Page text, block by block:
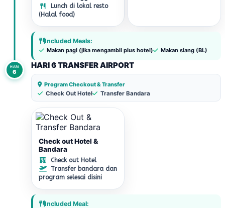
Lunch di lokal resto
(Halal food)
Included Meals:
Makan pagi (jika mengambil plus hotel) Makan siang (BL)
HARI
6
HARI 6 TRANSFER AIRPORT
Program Checkout & Transfer
Check Out Hotel
Transfer Bandara
Check out Hotel &
Bandara
Check out Hotel
Transfer bandara dan
program selesai disini
Included Meal: